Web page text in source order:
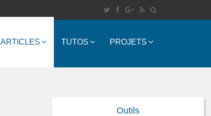
ARTICLES TUTOS PROJETS
Outils